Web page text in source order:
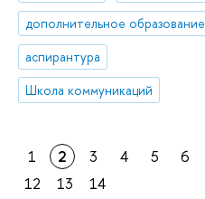
дополнительное образование
аспирантура
Школа коммуникаций
1 2 3 4 5 6
12
13 14